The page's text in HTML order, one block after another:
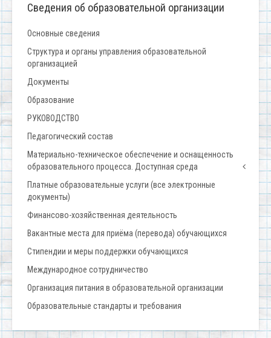
Сведения об образовательной организации
Основные сведения
Структура и органы управления образовательной
организацией
Документы
Образование
РУКОВОДСТВО
Педагогический состав
Материально-техническое обеспечение и оснащенность
образовательного процесса. Доступная среда
Платные образовательные услуги (все электронные
документы)
Финансово-хозяйственная деятельность
Вакантные места для приёма (перевода) обучающихся
Стипендии и меры поддержки обучающихся
Международное сотрудничество
Организация питания в образовательной организации
Образовательные стандарты и требования